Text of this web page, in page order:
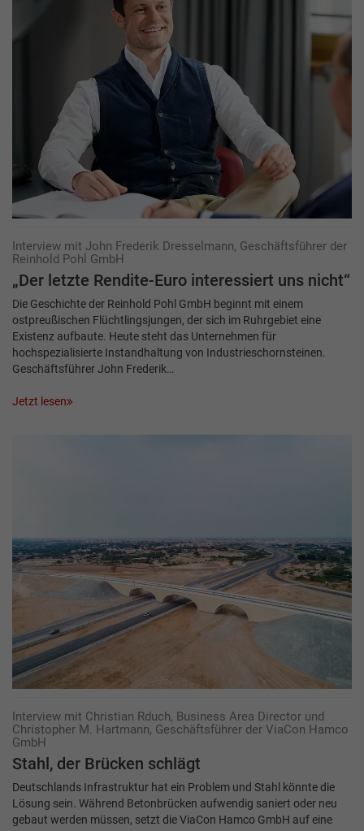
Interview mit John Frederik Dresselmann, Geschäftsführer der
Reinhold Pohl GmbH
„Der letzte Rendite-Euro interessiert uns nicht“
Die Geschichte der Reinhold Pohl GmbH beginnt mit einem
ostpreußischen Flüchtlingsjungen, der sich im Ruhrgebiet eine
Existenz aufbaute. Heute steht das Unternehmen für
hochspezialisierte Instandhaltung von Industrieschornsteinen.
Geschäftsführer John Frederik…
Jetzt lesen
Interview mit Christian Rduch, Business Area Director und
Christopher M. Hartmann, Geschäftsführer der ViaCon Hamco
GmbH
Stahl, der Brücken schlägt
Deutschlands Infrastruktur hat ein Problem und Stahl könnte die
Lösung sein. Während Betonbrücken aufwendig saniert oder neu
gebaut werden müssen, setzt die ViaCon Hamco GmbH auf eine